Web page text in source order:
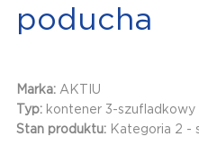
poducha
Marka: AKTIU
Typ: kontener 3-szufladkowy
Stan produktu: Kategoria 2 -